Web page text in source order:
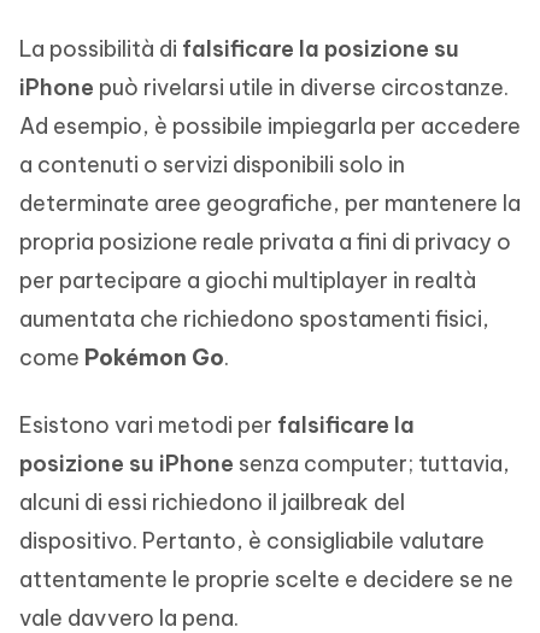
iAnyGo
La possibilità di falsificare la posizione su
iPhone può rivelarsi utile in diverse circostanze.
Ad esempio, è possibile impiegarla per accedere
a contenuti o servizi disponibili solo in
determinate aree geografiche, per mantenere la
propria posizione reale privata a fini di privacy o
per partecipare a giochi multiplayer in realtà
aumentata che richiedono spostamenti fisici,
come Pokémon Go.
Esistono vari metodi per falsificare la
posizione su iPhone senza computer; tuttavia,
alcuni di essi richiedono il jailbreak del
dispositivo. Pertanto, è consigliabile valutare
attentamente le proprie scelte e decidere se ne
vale davvero la pena.